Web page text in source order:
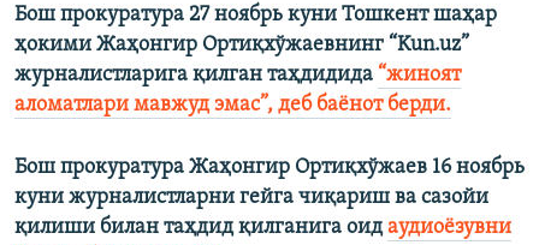
Бош прокуратура 27 ноябрь куни Тошкент шаҳар
ҳокими Жаҳонгир Ортиқхўжаевнинг “Kun.uz”
журналистларига қилган таҳдидида “жиноят
аломатлари мавжуд эмас”, деб баёнот берди.
Бош прокуратура Жаҳонгир Ортиқхўжаев 16 ноябрь
куни журналистларни гейга чиқариш ва сазойи
қилиши билан таҳдид қилганига оидаудиоёзувни